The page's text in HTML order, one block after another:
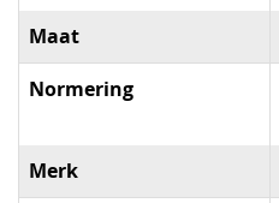
Maat
Normering
Merk